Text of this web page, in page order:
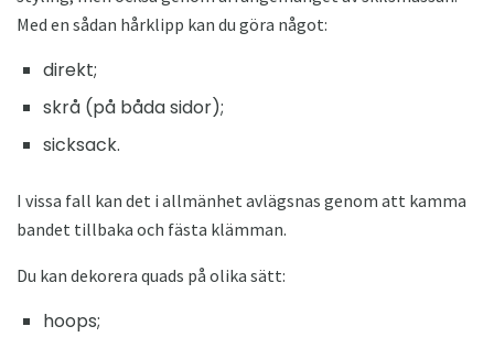
Med en sådan hårklipp kan du göra något:
direkt;
skrå (på båda sidor);
sicksack.
I vissa fall kan det i allmänhet avlägsnas genom att kamma
bandet tillbaka och fästa klämman.
Du kan dekorera quads på olika sätt:
hoops;